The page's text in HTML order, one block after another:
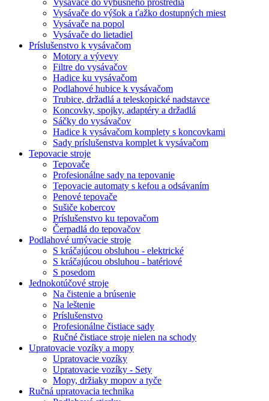
Vysávače do výbušného prostredia
Vysávače do výšok a ťažko dostupných miest
Vysávače na popol
Vysávače do lietadiel
Príslušenstvo k vysávačom
Motory a vývevy
Filtre do vysávačov
Hadice ku vysávačom
Podlahové hubice k vysávačom
Trubice, držadlá a teleskopické nadstavce
Koncovky, spojky, adaptéry a držadlá
Sáčky do vysávačov
Hadice k vysávačom komplety s koncovkami
Sady príslušenstva komplet k vysávačom
Tepovacie stroje
Tepovače
Profesionálne sady na tepovanie
Tepovacie automaty s kefou a odsávaním
Penové tepovače
Sušiče kobercov
Príslušenstvo ku tepovačom
Čerpadlá do tepovačov
Podlahové umývacie stroje
S kráčajúcou obsluhou - elektrické
S kráčajúcou obsluhou - batériové
S posedom
Jednokotúčové stroje
Na čistenie a brúsenie
Na leštenie
Príslušenstvo
Profesionálne čistiace sady
Ručné čistiace stroje nielen na schody
Upratovacie vozíky a mopy
Upratovacie vozíky
Upratovacie vozíky - Sety
Mopy, držiaky mopov a tyče
Ručná upratovacia technika